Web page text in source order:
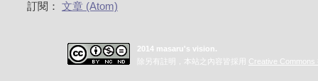
訂閱： 文章 (Atom)
2014 masaru's vision.
除另有註明，本站之內容皆採用 Creative Commons